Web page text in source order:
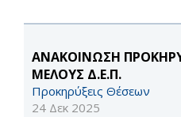
ΑΝΑΚΟΙΝΩΣΗ
ΜΕΛΟΥΣ Δ.Ε.Π.
Προκηρύξεις Θέσεων
24 Δεκ 2025